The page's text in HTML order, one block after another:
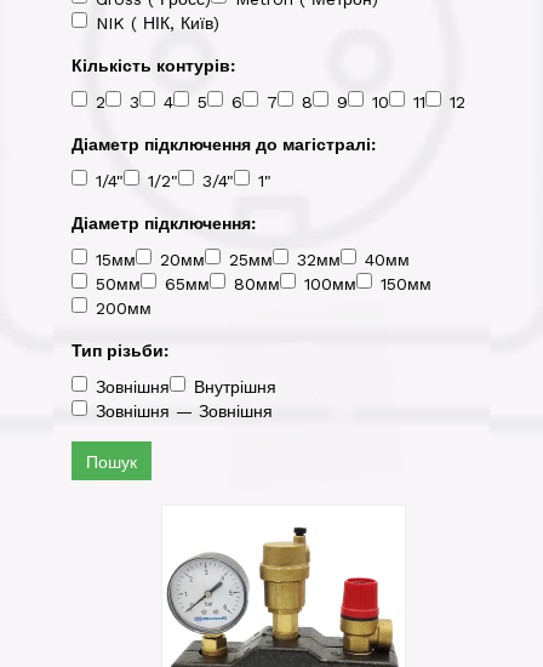
NIK ( НІК, Київ)
Кількість контурів:
2
3 4 5 6 7 8 9 10 11 12
Діаметр підключення до магістралі:
1/4"
1/2" 3/4" 1"
Діаметр підключення:
15мм
20мм 25мм 32мм
40мм
50мм
65мм 80мм 100мм
150мм
200мм
Тип різьби:
Зовнішня
Внутрішня
Зовнішня — Зовнішня
Пошук